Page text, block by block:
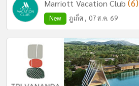
Marriott Vacation Club(6)
New ภูเก็ต , 07 ส.ค. 69